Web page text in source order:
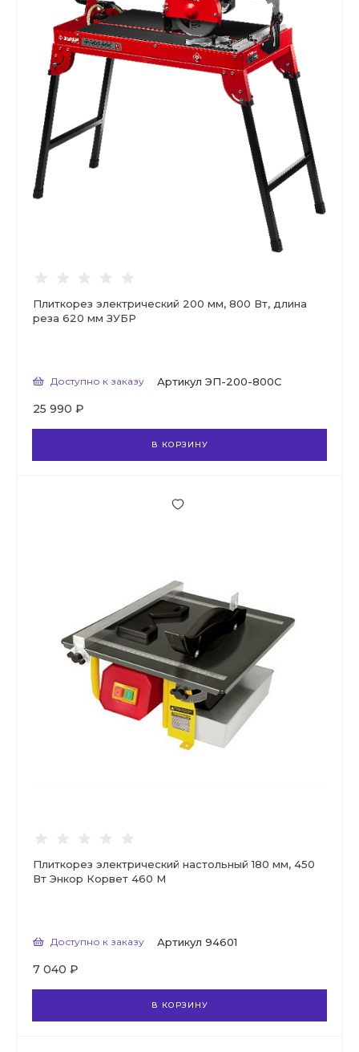
Плиткорез электрический 200 мм, 800 Вт, длина
реза 620 мм ЗУБР
Доступно к заказу Артикул ЭП-200-800С
25 990 ₽
В КОРЗИНУ
Плиткорез электрический настольный 180 мм, 450
Вт Энкор Корвет 460 М
Доступно к заказу Артикул 94601
7 040 ₽
В КОРЗИНУ